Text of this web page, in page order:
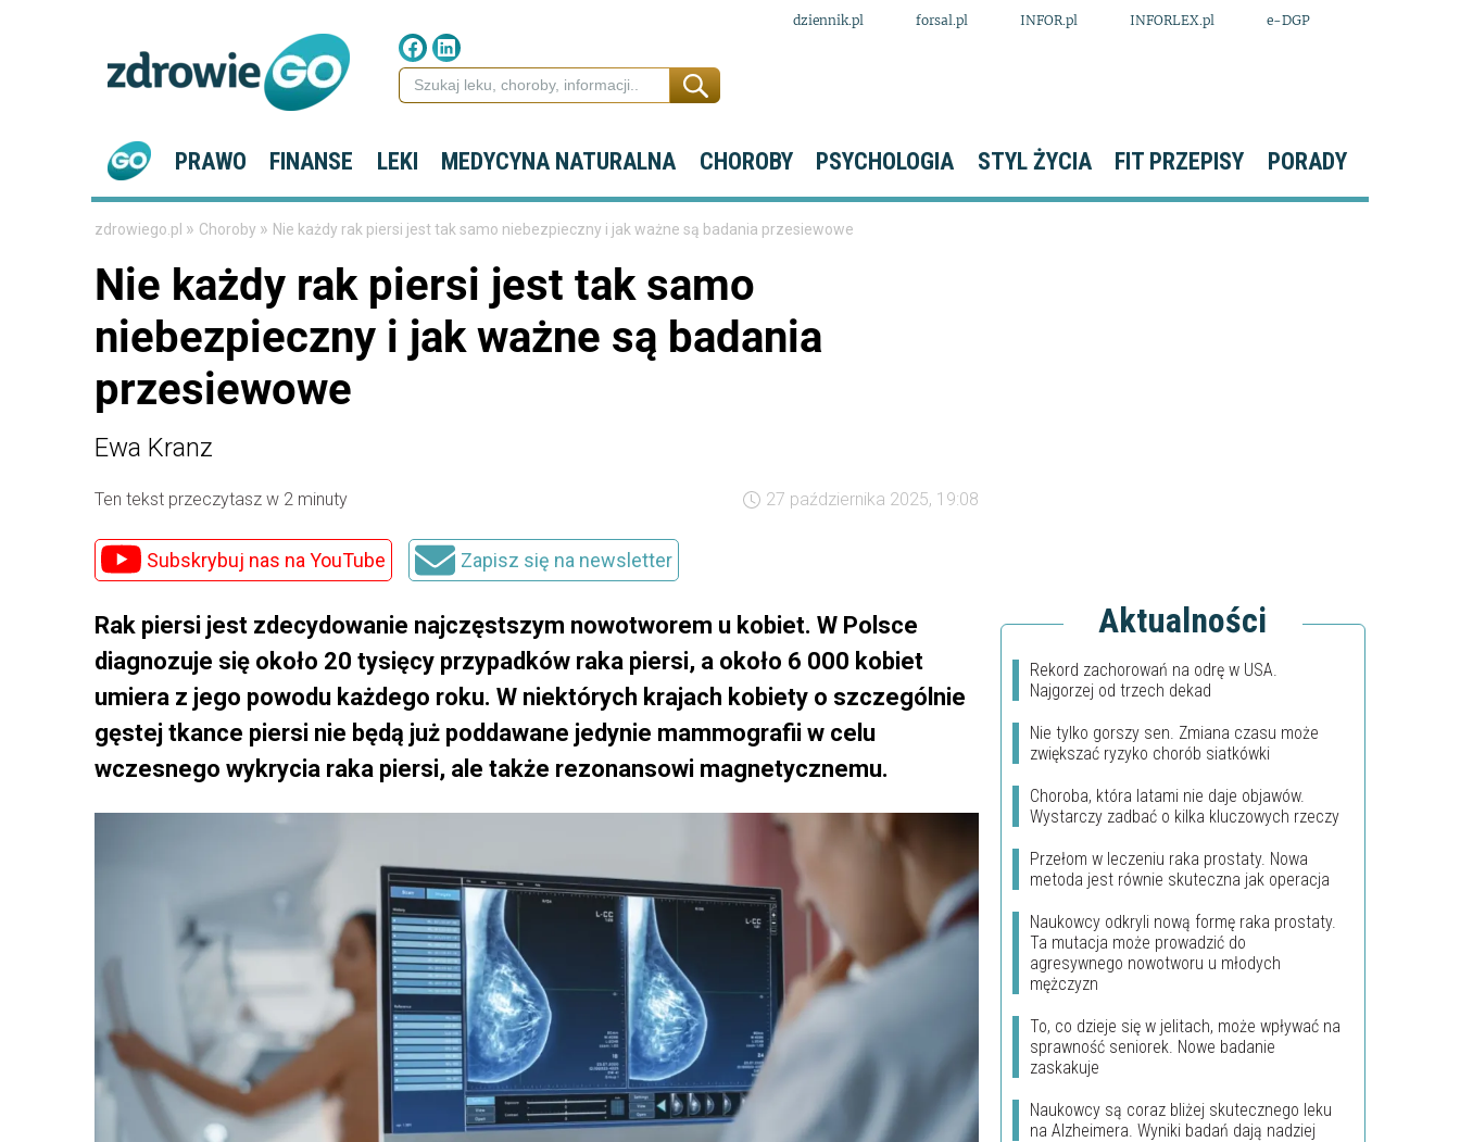
dziennik.pl forsal.pl INFOR.pl INFORLEX.pl e-DGP
PRAWO FINANSE LEKI MEDYCYNA NATURALNA CHOROBY PSYCHOLOGIA STYL ŻYCIA FIT PRZEPISY PORADY
zdrowiego.pl » Choroby » Nie każdy rak piersi jest tak samo niebezpieczny i jak ważne są badania przesiewowe
Nie każdy rak piersi jest tak samo
niebezpieczny i jak ważne są badania
przesiewowe
Ewa Kranz
Ten tekst przeczytasz w 2 minuty 27 października 2025, 19:08
Subskrybuj nas na YouTube Zapisz się na newsletter
Rak piersi jest zdecydowanie najczęstszym nowotworem u kobiet. W Polsce
diagnozuje się około 20 tysięcy przypadków raka piersi, a około 6 000 kobiet
umiera z jego powodu każdego roku. W niektórych krajach kobiety o szczególnie
gęstej tkance piersi nie będą już poddawane jedynie mammografii w celu
wczesnego wykrycia raka piersi, ale także rezonansowi magnetycznemu.
Aktualności
Rekord zachorowań na odrę w USA.
Najgorzej od trzech dekad
Nie tylko gorszy sen. Zmiana czasu może
zwiększać ryzyko chorób siatkówki
Choroba, która latami nie daje objawów.
Wystarczy zadbać o kilka kluczowych rzeczy
Przełom w leczeniu raka prostaty. Nowa
metoda jest równie skuteczna jak operacja
Naukowcy odkryli nową formę raka prostaty.
Ta mutacja może prowadzić do
agresywnego nowotworu u młodych
mężczyzn
To, co dzieje się w jelitach, może wpływać na
sprawność seniorek. Nowe badanie
zaskakuje
Naukowcy są coraz bliżej skutecznego leku
na Alzheimera. Wyniki badań dają nadziej